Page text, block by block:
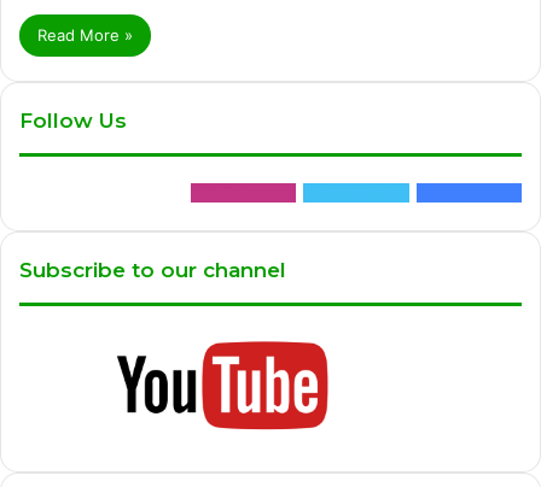
Read More »
Follow Us
Subscribe to our channel